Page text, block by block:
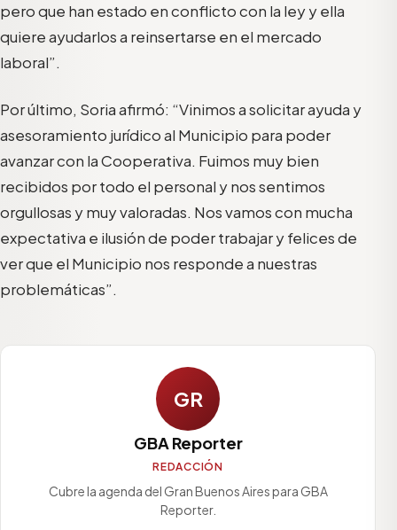
pero que han estado en conflicto con la ley y ella
quiere ayudarlos a reinsertarse en el mercado
laboral”.
Por último, Soria afirmó: “Vinimos a solicitar ayuda y
asesoramiento jurídico al Municipio para poder
avanzar con la Cooperativa. Fuimos muy bien
recibidos por todo el personal y nos sentimos
orgullosas y muy valoradas. Nos vamos con mucha
expectativa e ilusión de poder trabajar y felices de
ver que el Municipio nos responde a nuestras
problemáticas”.
GR
GBA Reporter
REDACCIÓN
Cubre la agenda del Gran Buenos Aires para GBA
Reporter.